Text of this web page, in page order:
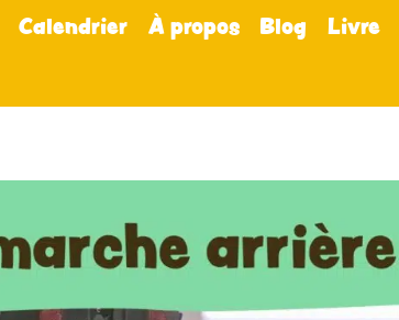
Calendrier À propos Blog Livre